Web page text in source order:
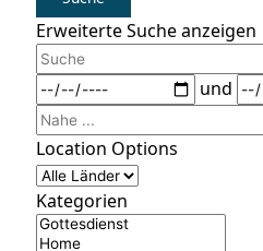
Erweiterte Suche anzeigen
Suche
Daten
und
Nahe
...
Location Options
Land
Kategorien
Kategorien